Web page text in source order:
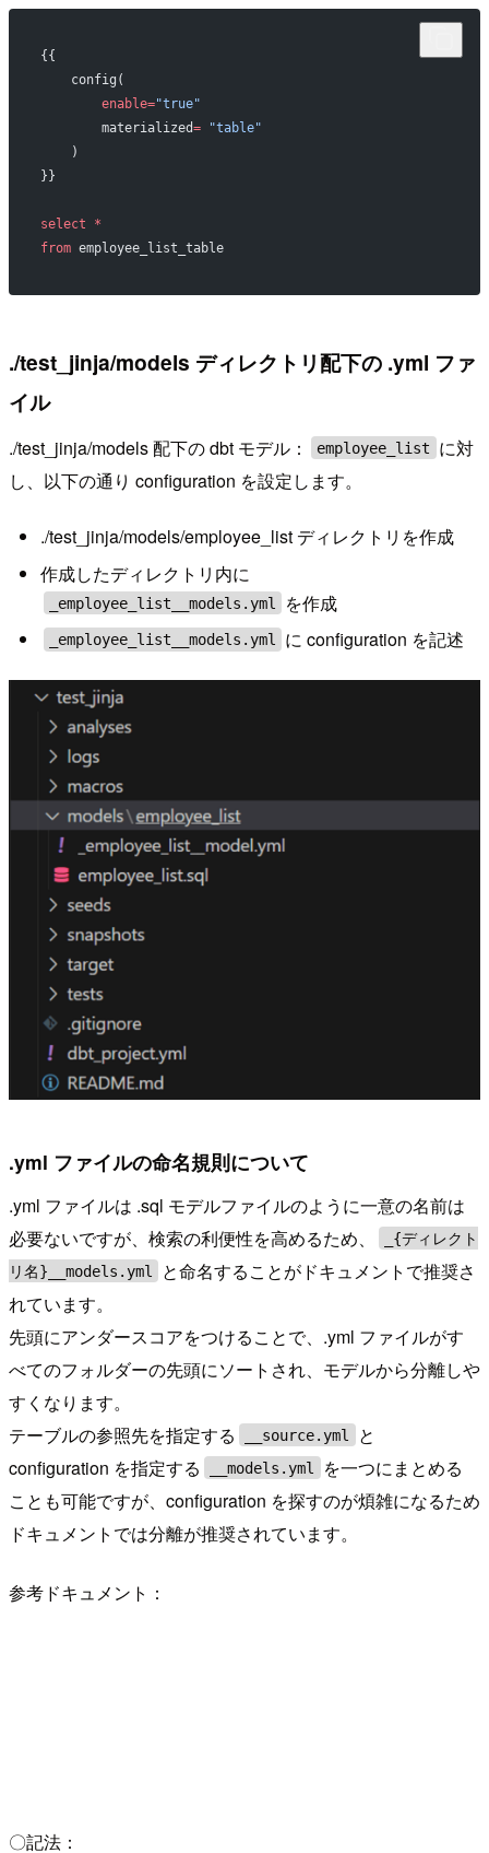
{{
    config(
        enable=
"true"
        materialized
= "table"
    )
}}
select *
from employee_list_table
./test_jinja/models ディレクトリ配下の .yml ファ
イル
./test_jinja/models 配下の dbt モデル： employee_list
に対
し、以下の通り configuration を設定します。
./test_jinja/models/employee_list ディレクトリを作成
作成したディレクトリ内に
_employee_list__models.yml を作成
_employee_list__models.yml に configuration を記述
.yml ファイルの命名規則について
.yml ファイルは .sql モデルファイルのように一意の名前は
必要ないですが、検索の利便性を高めるため、
_{ディレクト
リ名}__models.yml
と命名することがドキュメントで推奨さ
れています。
先頭にアンダースコアをつけることで、.yml ファイルがす
べてのフォルダーの先頭にソートされ、モデルから分離しや
すくなります。
テーブルの参照先を指定する
__source.yml
と
configuration を指定する
__models.yml
を一つにまとめる
ことも可能ですが、configuration を探すのが煩雑になるため
ドキュメントでは分離が推奨されています。
参考ドキュメント：
〇記法：